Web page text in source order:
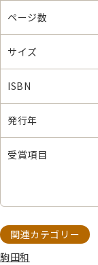
ページ数
サイズ
ISBN
発行年
受賞項目
関連カテゴリー
駒田和